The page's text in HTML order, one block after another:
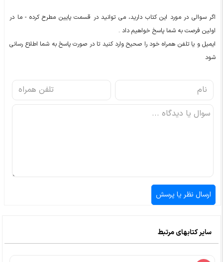
اگر سوالی در مورد این کتاب دارید، می توانید در قسمت پایین مطرح کرده - ما در
اولین فرصت به شما پاسخ خواهیم داد .
ایمیل و یا تلفن همراه خود را صحیح وارد کنید تا در صورت پاسخ به شما اطلاع رسانی
شود
سایر کتابهای مرتبط